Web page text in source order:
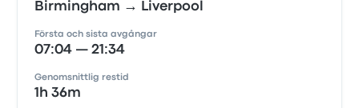
Birmingham → Liverpool
Första och sista avgångar
07:04 — 21:34
Genomsnittlig restid
1h 36m